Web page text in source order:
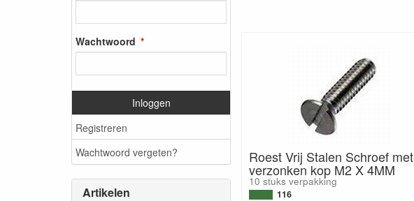
Wachtwoord
Inloggen
Registreren
Wachtwoord vergeten?
Artikelen
Roest Vrij Stalen Schroef met
verzonken kop M2 X 4MM
10 stuks verpakking
116